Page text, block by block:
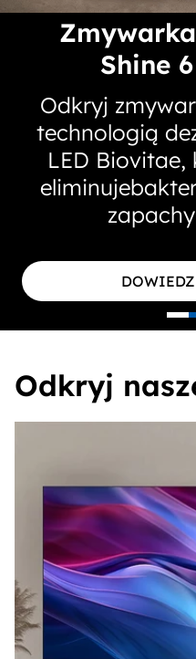
Shine
Odkryj
technologią
LED
Odkryj